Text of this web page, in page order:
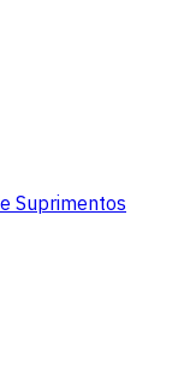
Suprimentos